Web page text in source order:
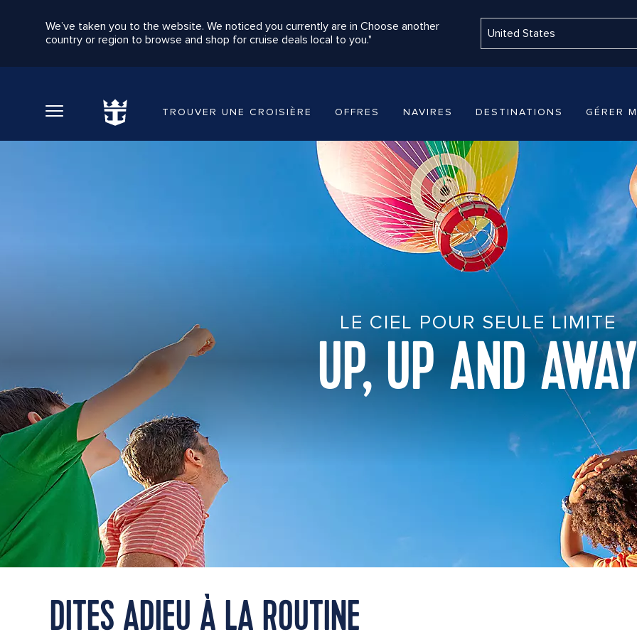
We’ve taken you to the website. We noticed you currently are in Choose another
country or region to browse and shop for cruise deals local to you."
TROUVER UNE CROISIÈRE OFFRES NAVIRES DESTINATIONS GÉRER
Retour au Menu principal
LE CIEL POUR SEULE LIMITE
UP, UP AND AWAY
DITES ADIEU À LA ROUTINE